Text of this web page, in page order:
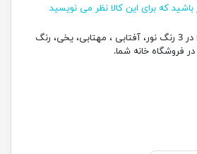
باشید که برای این کالا نظر می نویسید
آباژور ایستاده بیضی smd در 3 رنگ نور، آفتابی ، مهتابی، یخی، رنگ
فروشگاه خانه شما.